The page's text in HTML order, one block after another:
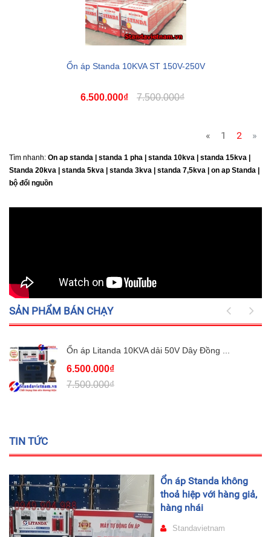
Ổn áp Standa 10KVA ST 150V-250V
6.500.000₫ 7.500.000₫
« 1 2 »
Tìm nhanh: On ap standa | standa 1 pha | standa 10kva | standa 15kva |
Standa 20kva |
standa 5kva | standa 3kva | standa 7,5kva | on ap Standa |
bộ đổi nguồn
SẢN PHẨM BÁN CHẠY
Ổn áp Litanda 10KVA dải 50V Dây Đồng ...
6.500.000₫
7.500.000₫
TIN TỨC
Ổn áp Standa không
thoả hiệp với hàng giả,
hàng nhái
Standavietnam